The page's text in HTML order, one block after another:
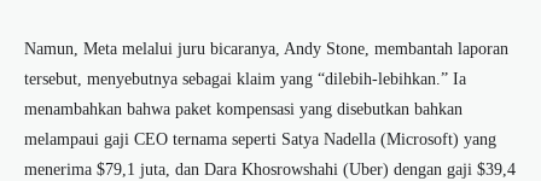
Namun, Meta melalui juru bicaranya, Andy Stone, membantah laporan
tersebut, menyebutnya sebagai klaim yang “dilebih-lebihkan.” Ia
menambahkan bahwa paket kompensasi yang disebutkan bahkan
melampaui gaji CEO ternama seperti Satya Nadella (Microsoft) yang
menerima $79,1 juta, dan Dara Khosrowshahi (Uber) dengan gaji $39,4